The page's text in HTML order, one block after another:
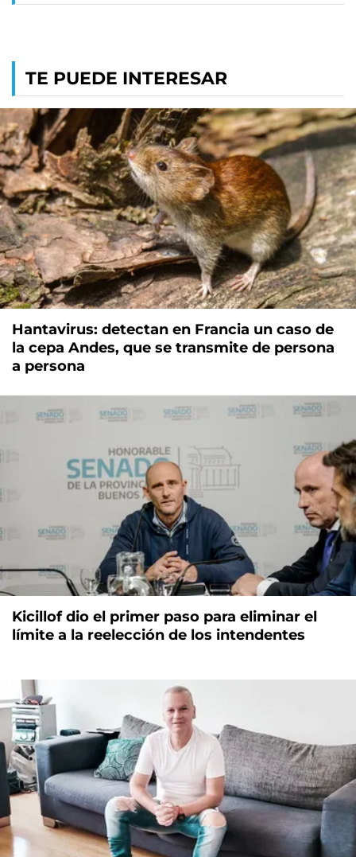
TE PUEDE INTERESAR
Hantavirus: detectan en Francia un caso de
la cepa Andes, que se transmite de persona
a persona
Kicillof dio el primer paso para eliminar el
límite a la reelección de los intendentes